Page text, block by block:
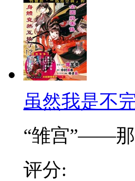
虽然我是不
“雏宫”——那
评分: